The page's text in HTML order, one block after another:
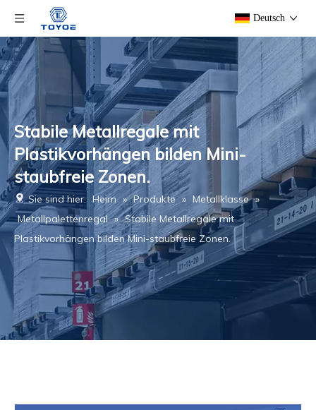
Deutsch
Stabile Metallregale mit
Plastikvorhängen bilden Mini-
staubfreie Zonen.
Sie sind hier: Heim » Produkte » Metallklasse »
Metallpalettenregal » Stabile Metallregale mit
Plastikvorhängen bilden Mini-staubfreie Zonen.